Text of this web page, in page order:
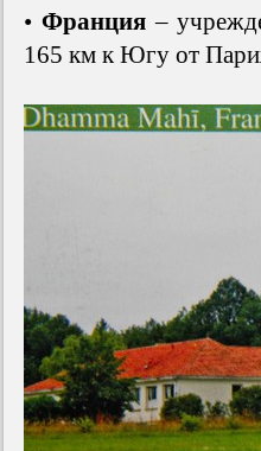
• Франция–
165 км к Югу от